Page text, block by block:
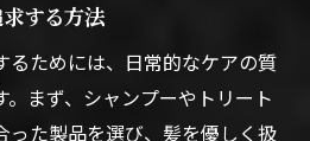
する方法
るためには、日常的なケアの質
まず、シャンプーやトリート
った製品を選び、髪を優しく扱